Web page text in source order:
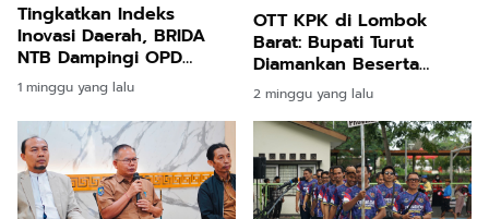
Tingkatkan Indeks
Inovasi Daerah, BRIDA
NTB Dampingi OPD
dalam IGA 2026
1 minggu yang lalu
OTT KPK di Lombok
Barat: Bupati Turut
Diamankan Beserta
Barang Bukti Uang Tunai
2 minggu yang lalu